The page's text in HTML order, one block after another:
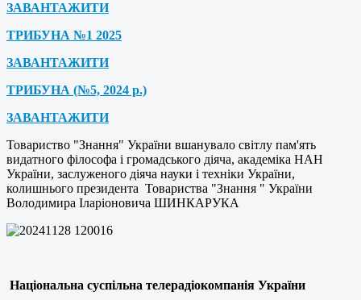
ЗАВАНТАЖИТИ
ТРИБУНА №1 2025
ЗАВАНТАЖИТИ
ТРИБУНА (№5, 2024 р.)
ЗАВАНТАЖИТИ
Товариство "Знання" України вшанувало світлу пам'ять
видатного філософа і громадського діяча, академіка НАН
України, заслуженого діяча науки і техніки України,
колишнього президента Товариства "Знання " України
Володимира Іларіоновича ШИНКАРУКА
Національна суспільна телерадіокомпанія України